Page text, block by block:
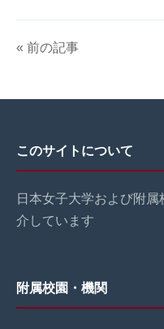
« 前の記事
このサイトについて
日本女子大学および附
介しています
附属校園・機関